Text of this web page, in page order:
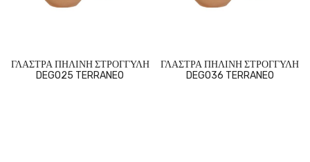
ΓΛΑΣΤΡΑ ΠΗΛΙΝΗ ΣΤΡΟΓΓΥΛΗ
DEGO25 TERRANEO
ΓΛΑΣΤΡΑ ΠΗΛΙΝΗ ΣΤΡΟΓΓΥΛΗ
DEGO36 TERRANEO